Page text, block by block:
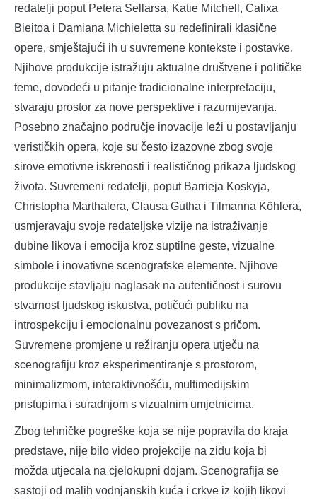
redatelji poput Petera Sellarsa, Katie Mitchell, Calixa
Bieitoa i Damiana Michieletta su redefinirali klasične
opere, smještajući ih u suvremene kontekste i postavke.
Njihove produkcije istražuju aktualne društvene i političke
teme, dovodeći u pitanje tradicionalne interpretaciju,
stvaraju prostor za nove perspektive i razumijevanja.
Posebno značajno područje inovacije leži u postavljanju
verističkih opera, koje su često izazovne zbog svoje
sirove emotivne iskrenosti i realističnog prikaza ljudskog
života. Suvremeni redatelji, poput Barrieja Koskyja,
Christopha Marthalera, Clausa Gutha i Tilmanna Köhlera,
usmjeravaju svoje redateljske vizije na istraživanje
dubine likova i emocija kroz suptilne geste, vizualne
simbole i inovativne scenografske elemente. Njihove
produkcije stavljaju naglasak na autentičnost i surovu
stvarnost ljudskog iskustva, potičući publiku na
introspekciju i emocionalnu povezanost s pričom.
Suvremene promjene u režiranju opera utječu na
scenografiju kroz eksperimentiranje s prostorom,
minimalizmom, interaktivnošću, multimedijskim
pristupima i suradnjom s vizualnim umjetnicima.
Zbog tehničke pogreške koja se nije popravila do kraja
predstave, nije bilo video projekcije na zidu koja bi
možda utjecala na cjelokupni dojam. Scenografija se
sastoji od malih vodnjanskih kuća i crkve iz kojih likovi